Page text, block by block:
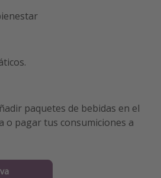
paquetes de bebidas en el
o pagar tus consumiciones a